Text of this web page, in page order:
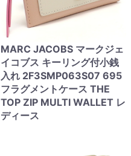
MARC JACOBS マークジェ
イコブス キーリング付小銭
入れ 2F3SMP063S07 695
フラグメントケース THE
TOP ZIP MULTI WALLET レ
ディース